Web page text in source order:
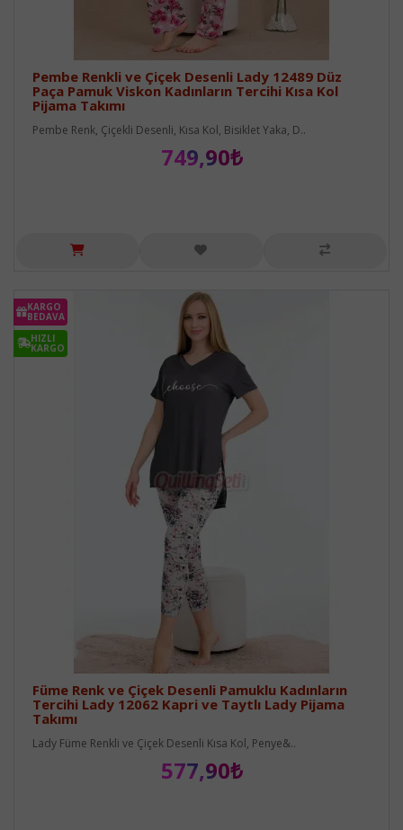
Pembe Renkli ve Çiçek Desenli Lady 12489 Düz
Paça Pamuk Viskon Kadınların Tercihi Kısa Kol
Pijama Takımı
Pembe Renk, Çiçekli Desenli, Kısa Kol, Bisiklet Yaka, D..
749,90₺
KARGO
BEDAVA
HIZLI
KARGO
Füme Renk ve Çiçek Desenli Pamuklu Kadınların
Tercihi Lady 12062 Kapri ve Taytlı Lady Pijama
Takımı
Lady Füme Renkli ve Çiçek Desenli Kısa Kol, Penye&..
577,90₺